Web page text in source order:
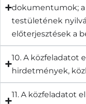
dokumentumok;
testületének
előterjesztések a
10. A közfeladatot
hirdetmények,
11. A közfeladatot